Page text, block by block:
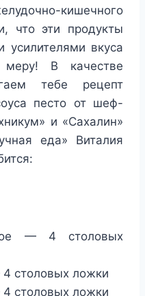
кишечного
что эти продукты
усилителями вкуса
В качестве
тебе рецепт
песто от шеф-
и «Сахалин»
еда» Виталия
— 4 столовых
столовых ложки
столовых ложки